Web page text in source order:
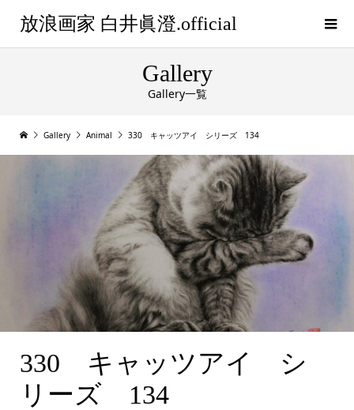
放浪画家 白井眞澄.official
Gallery
Gallery一覧
Gallery Animal 330 キャッツアイ シリーズ 134
330 キャッツアイシリーズ 134 大衣サイズ
330 キャッツアイ シ
リーズ 134